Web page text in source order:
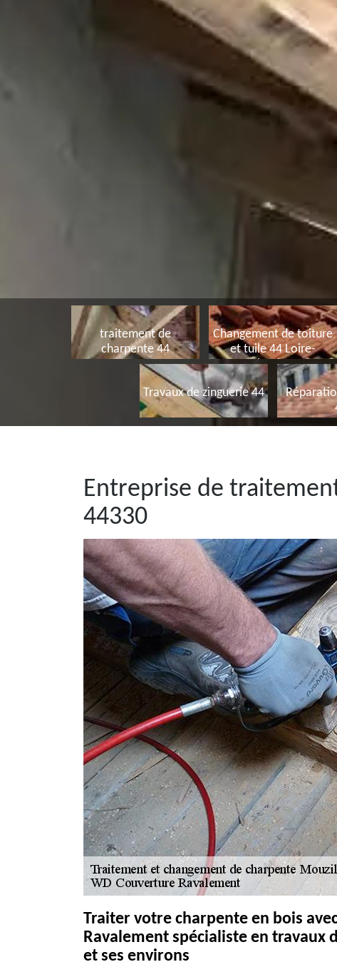
traitement de
charpente 44
Changement de toiture
et tuile 44 Loire-
Atlantique
Travaux de zinguerie 44
Entreprise de
44330
Traiter votre charpente en bois
Ravalement spécialiste en travaux
et ses environs